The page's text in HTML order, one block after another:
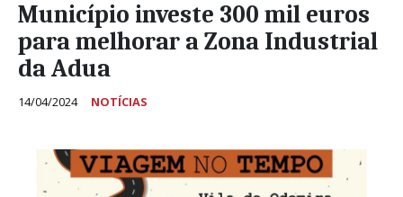
Município investe 300 mil euros
para melhorar a Zona Industrial
da Adua
14/04/2024 NOTÍCIAS